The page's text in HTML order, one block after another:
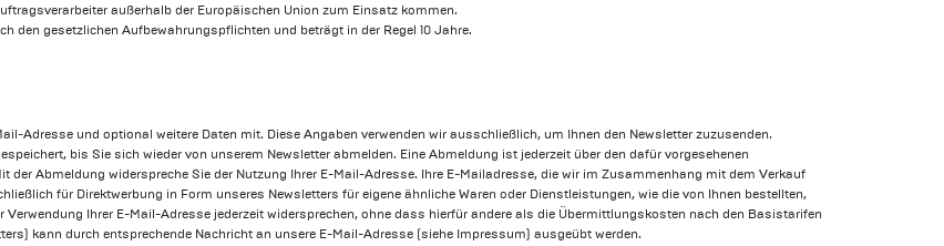
außerhalb der Europäischen Union zum Einsatz kommen.
den gesetzlichen Aufbewahrungspflichten und beträgt in der Regel 10 Jahre.
Adresse und optional weitere Daten mit. Diese Angaben verwenden wir ausschließlich, um Ihnen den Newsletter zuzusenden.
bis Sie sich wieder von unserem Newsletter abmelden. Eine Abmeldung ist jederzeit über den dafür vorgesehenen
Abmeldung widerspreche Sie der Nutzung Ihrer E-Mail-Adresse. Ihre E-Mailadresse, die wir im Zusammenhang mit dem Verkauf
für Direktwerbung in Form unseres Newsletters für eigene ähnliche Waren oder Dienstleistungen, wie die von Ihnen bestellten,
Ihrer E-Mail-Adresse jederzeit widersprechen, ohne dass hierfür andere als die Übermittlungskosten nach den Basistarifen
kann durch entsprechende Nachricht an unsere E-Mail-Adresse (siehe Impressum) ausgeübt werden.